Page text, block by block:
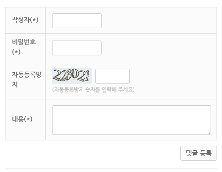
작성자(*)
비밀번호
(*)
자동등록방
지
(자동등록방지 숫자를 입력해 주세요)
내용(*)
댓글 등록